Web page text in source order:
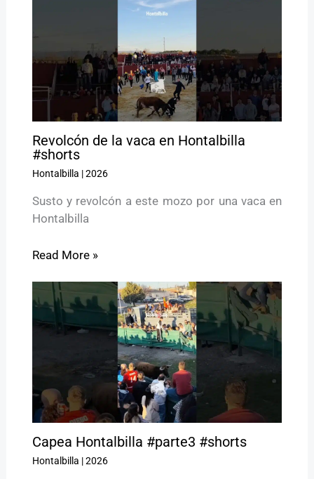
Revolcón de la vaca en Hontalbilla
#shorts
Hontalbilla |2026
Susto y revolcón a este mozo por una vaca en
Hontalbilla
Read More »
Capea Hontalbilla #parte3 #shorts
Hontalbilla |2026